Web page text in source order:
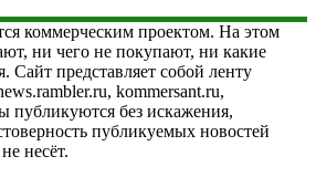
коммерческим проектом. На этом
ни чего не покупают, ни какие
Сайт представляет собой ленту
kommersant.ru,
публикуются без искажения,
публикуемых новостей
несёт.